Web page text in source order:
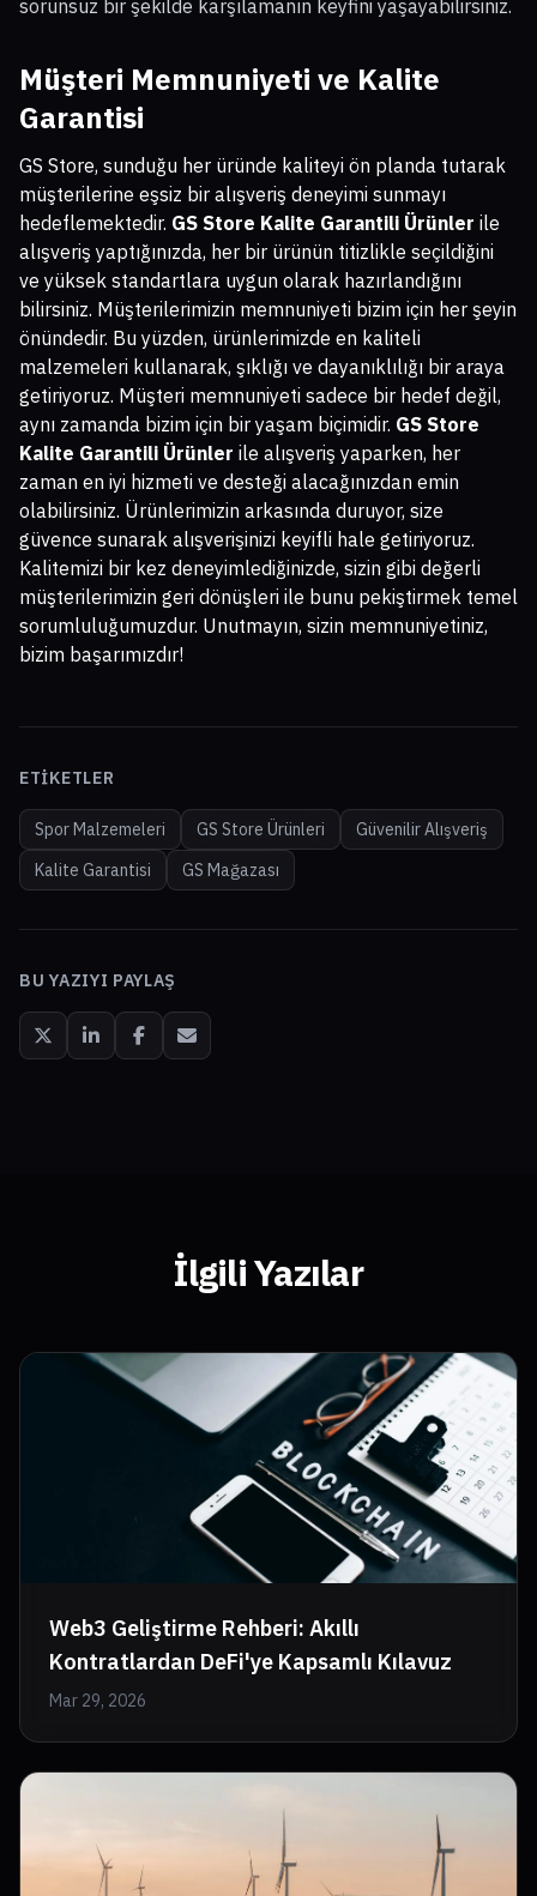
sorunsuz bir şekilde karşılamanın keyfini yaşayabilirsiniz.
Müşteri Memnuniyeti ve Kalite
Garantisi
GS Store, sunduğu her üründe kaliteyi ön planda tutarak
müşterilerine eşsiz bir alışveriş deneyimi sunmayı
hedeflemektedir. GS Store Kalite Garantili Ürünler ile
alışveriş yaptığınızda, her bir ürünün titizlikle seçildiğini
ve yüksek standartlara uygun olarak hazırlandığını
bilirsiniz. Müşterilerimizin memnuniyeti bizim için her şeyin
önündedir. Bu yüzden, ürünlerimizde en kaliteli
malzemeleri kullanarak, şıklığı ve dayanıklılığı bir araya
getiriyoruz. Müşteri memnuniyeti sadece bir hedef değil,
aynı zamanda bizim için bir yaşam biçimidir. GS Store
Kalite Garantili Ürünler ile alışveriş yaparken, her
zaman en iyi hizmeti ve desteği alacağınızdan emin
olabilirsiniz. Ürünlerimizin arkasında duruyor, size
güvence sunarak alışverişinizi keyifli hale getiriyoruz.
Kalitemizi bir kez deneyimlediğinizde, sizin gibi değerli
müşterilerimizin geri dönüşleri ile bunu pekiştirmek temel
sorumluluğumuzdur. Unutmayın, sizin memnuniyetiniz,
bizim başarımızdır!
ETIKETLER
Spor Malzemeleri GS Store Ürünleri
Güvenilir Alışveriş
Kalite Garantisi
GS Mağazası
BU YAZIYI PAYLAŞ
İlgili Yazılar
Web3 Geliştirme Rehberi: Akıllı
Kontratlardan DeFi'ye Kapsamlı Kılavuz
Mar 29, 2026